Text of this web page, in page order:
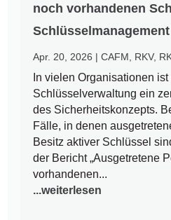
noch vorhandenen
Schlüsselmanagement
Apr. 20, 2026 |CAFM RKV,
In vielen Organisationen
Schlüsselverwaltung ein
des Sicherheitskonzepts.
Fälle, in denen
Besitz aktiver Schlüssel
der Bericht „Ausgetretene
vorhandenen...
...weiterlesen